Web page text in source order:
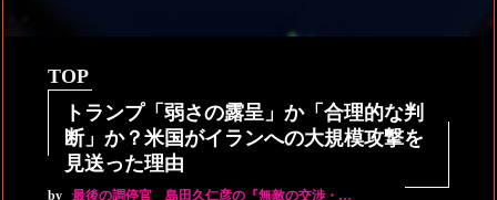
TOP
トランプ「弱さの露呈」か「合理的な判
断」か？米国がイランへの大規模攻撃を
見送った理由
by 最後の調停官 島田久仁彦の『無敵の交渉・…